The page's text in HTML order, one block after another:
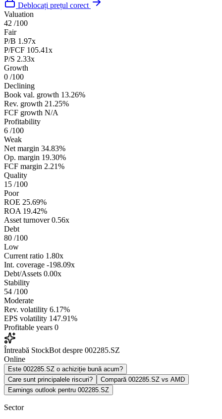
Deblocați prețul corect
Valuation
42 /100
Fair
P/B 1.97x
P/FCF 105.41x
P/S 2.33x
Growth
0 /100
Declining
Book val. growth 13.26%
Rev. growth 21.25%
FCF growth N/A
Profitability
6 /100
Weak
Net margin 34.83%
Op. margin 19.30%
FCF margin 2.21%
Quality
15 /100
Poor
ROE 25.69%
ROA 19.42%
Asset turnover 0.56x
Debt
80 /100
Low
Current ratio 1.80x
Int. coverage -198.09x
Debt/Assets 0.00x
Stability
54 /100
Moderate
Rev. volatility 6.17%
EPS volatility 147.91%
Profitable years 0
Întreabă StockBot despre 002285.SZ
Online
Este 002285.SZ o achiziție bună acum?
Care sunt principalele riscuri?
Compară 002285.SZ vs AMD
Earnings outlook pentru 002285.SZ
Sector